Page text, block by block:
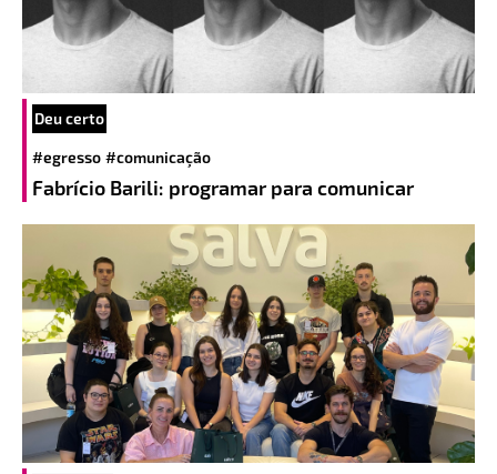
Deu certo
#egresso #comunicação
Fabrício Barili: programar para comunicar